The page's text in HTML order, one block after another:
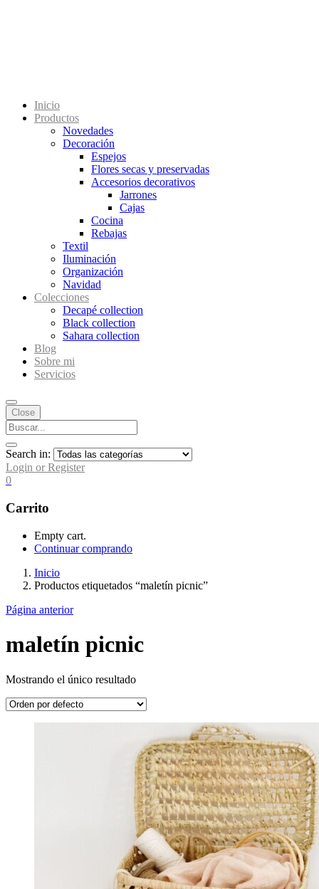
Inicio
Productos
Novedades
Decoración
Espejos
Flores secas y preservadas
Accesorios decorativos
Jarrones
Cajas
Cocina
Rebajas
Textil
Iluminación
Organización
Navidad
Colecciones
Decapé collection
Black collection
Sahara collection
Blog
Sobre mi
Servicios
Close
Search in:
Login or Register
0
Carrito
Empty cart.
Continuar comprando
Inicio
Productos etiquetados “maletín picnic”
Página anterior
maletín picnic
Mostrando el único resultado